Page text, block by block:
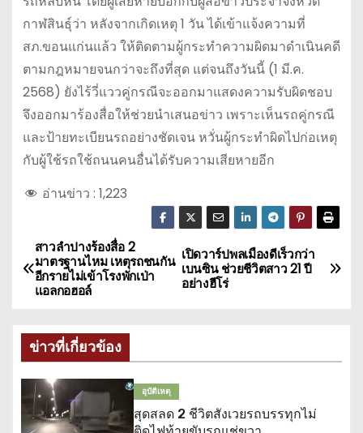
กาฬสินธุ์ว่า หลังจากเกิดเหตุ 1 วัน ได้เข้าแจ้งความที่
สภ.ขอนแก่นแล้ว ให้ติดตามผู้กระทำความผิดมาดำเนินคดี
ตามกฎหมายจนกว่าจะถึงที่สุด แต่จนถึงวันนี้ (1 มี.ค.
2568) ยังไร้วี่แววคู่กรณีจะออกมาแสดงความรับผิดชอบ
จึงออกมาร้องสื่อให้ช่วยนำเสนอข่าว เพราะเห็นรถคู่กรณี
และป้ายทะเบียนรถอย่างชัดเจน หวั่นผู้กระทำผิดไปก่อเหตุ
กับผู้ใช้รถใช้ถนนคนอื่นได้รับความเสียหายอีก
อ่านข่าว : 1,223
แ
น
แ
น
ว
เปิดวาร์ปพลเมืองดีเร็วกว่า
เบนซิน ช่วยชีวิตสาว 21 ปี
อย่างฮีโร่
สาวลำปางร้องสื่อ 2
มาตรฐานไหม เหตุรถชนกัน
อีกรายไม่เข้าโรงพักเป่า
แอลกอฮอล์
ข่าวที่เกี่ยวข้อง
อุบัติเหตุ
สุดสลด 2 ชีวิตสังเวยรถบรรทุกไม่